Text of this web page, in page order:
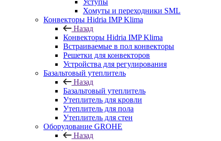
Уступы
Хомуты и переходники SML
Конвекторы Hidria IMP Klima
Назад
Конвекторы Hidria IMP Klima
Встраиваемые в пол конвекторы
Решетки для конвекторов
Устройства для регулирования
Базальтовый утеплитель
Назад
Базальтовый утеплитель
Утеплитель для кровли
Утеплитель для пола
Утеплитель для стен
Оборудование GROHE
Назад